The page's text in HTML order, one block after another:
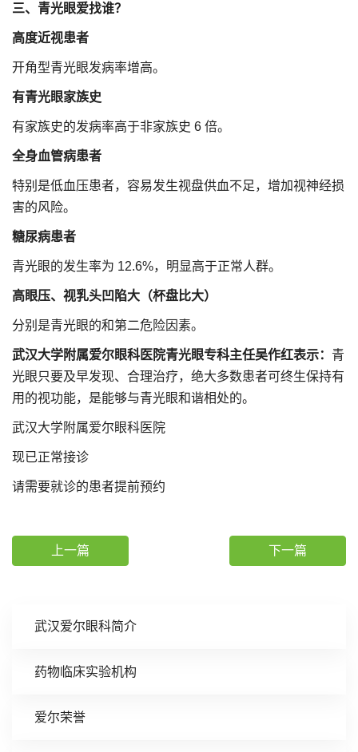
武汉爱尔眼科简介
药物临床实验机构
爱尔荣誉
三、 青光眼爱找谁？
高度近视患者
开角型青光眼发病率增高。
有青光眼家族史
有家族史的发病率高于非家族史 6 倍。
全身血管病患者
特别是低血压患者，容易发生视盘供血不足，增加视神经损
害的风险。
糖尿病患者
青光眼的发生率为 12.6%，明显高于正常人群。
高眼压、视乳头凹陷大（杯盘比大）
分别是青光眼的和第二危险因素。
武汉大学附属爱尔眼科医院青光眼专科主任吴作红表示： 青
光眼只要及早发现、合理治疗，绝大多数患者可终生保持有
用的视功能，是能够与青光眼和谐相处的。
武汉大学附属爱尔眼科医院
现已正常接诊
请需要就诊的患者提前预约
上一篇 下一篇